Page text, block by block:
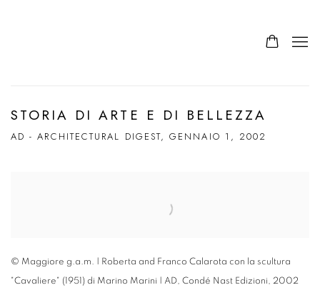
STORIA DI ARTE E DI BELLEZZA
AD - ARCHITECTURAL DIGEST, GENNAIO 1, 2002
© Maggiore g.a.m. | Roberta and Franco Calarota con la scultura
"Cavaliere" (1951) di Marino Marini | AD, Condé Nast Edizioni, 2002